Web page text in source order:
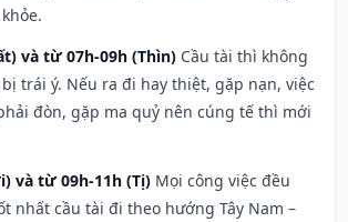
và từ 07h-09h (Thìn) Cầu tài thì không
trái ý. Nếu ra đi hay thiệt, gặp nạn, việc
đòn, gặp ma quỷ nên cúng tế thì mới
và từ 09h-11h (Tị) Mọi công việc đều
nhất cầu tài đi theo hướng Tây Nam –